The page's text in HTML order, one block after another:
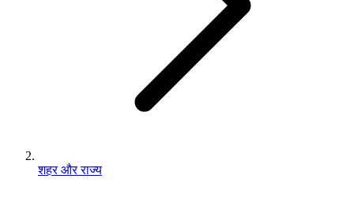
शहर और राज्य